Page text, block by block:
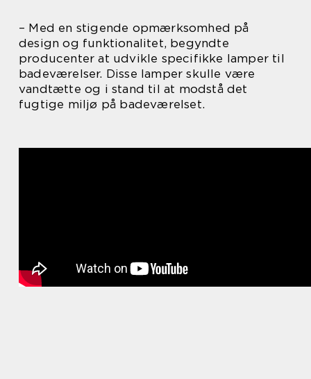
– Med en stigende opmærksomhed på
design og funktionalitet, begyndte
producenter at udvikle specifikke lamper til
badeværelser. Disse lamper skulle være
vandtætte og i stand til at modstå det
fugtige miljø på badeværelset.